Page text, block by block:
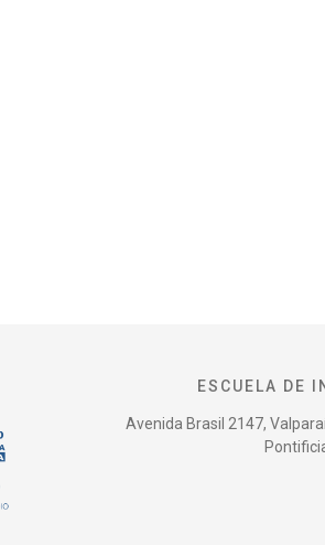
ESCUELA DE
Avenida Brasil 2147,